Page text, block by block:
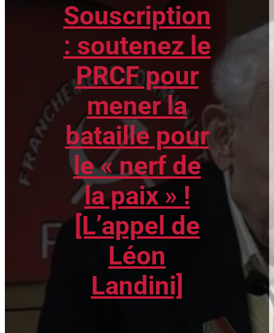
Souscription
: soutenez le
PRCF pour
mener la
bataille pour
le « nerf de
la paix » !
[L’appel de
Léon
Landini]